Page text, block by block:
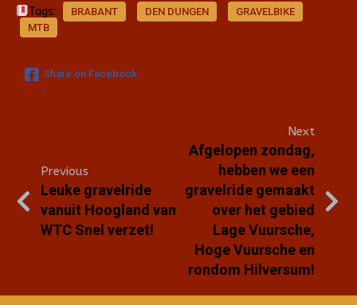
Tags: BRABANT DEN DUNGEN
GRAVELBIKE
MTB
Share on Facebook
Previous
Leuke gravelride
vanuit Hoogland van
WTC Snel verzet!
Next
Afgelopen zondag,
hebben we een
gravelride gemaakt
over het gebied
Lage Vuursche,
Hoge Vuursche en
rondom Hilversum!